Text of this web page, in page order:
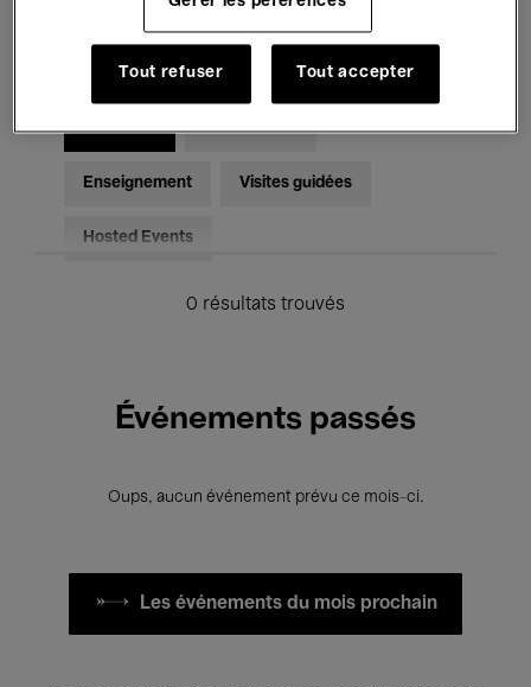
Musique électronique
Pour tous Kids’ Palace
Enseignement Visites guidées
Hosted Events
0 résultats trouvés
Événements passés
Oups, aucun événement prévu ce mois-ci.
Les événements du mois prochain
Tout refuser Tout accepter